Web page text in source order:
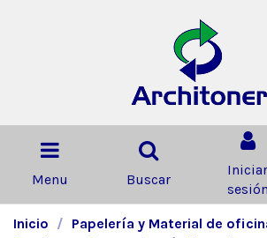
Menu Buscar
Iniciar
sesión
Inicio
Papelería y Material de